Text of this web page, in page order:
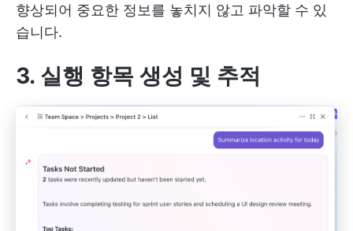
향상되어 중요한 정보를 놓치지 않고 파악할 수 있
습니다.
3. 실행 항목 생성 및 추적